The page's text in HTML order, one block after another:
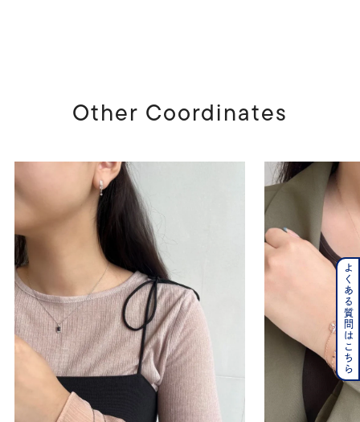
Other Coordinates
よくある質問はこちら